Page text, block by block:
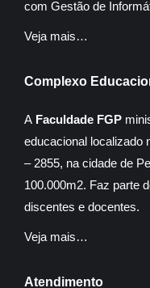
com Gestão de
Veja mais…
Complexo
A Faculdade FGP
educacional localizado
– 2855, na cidade de
100.000m2. Faz parte
discentes e docentes.
Veja mais…
Atendimento